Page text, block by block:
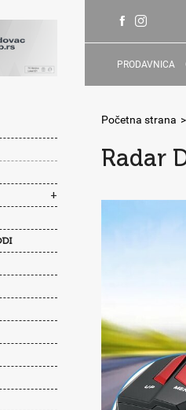
+
PRODAVNICA
Početna strana >
Radar